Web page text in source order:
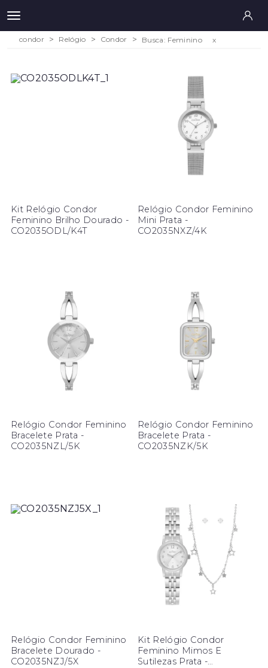
condor Relógio Condor Busca: Feminino x
Kit Relógio Condor
Feminino Brilho Dourado -
CO2035ODL/K4T
Relógio Condor Feminino
Mini Prata -
CO2035NXZ/4K
Relógio Condor Feminino
Bracelete Prata -
CO2035NZL/5K
Relógio Condor Feminino
Bracelete Prata -
CO2035NZK/5K
Relógio Condor Feminino
Bracelete Dourado -
CO2035NZJ/5X
Kit Relógio Condor
Feminino Mimos E
Sutilezas Prata -